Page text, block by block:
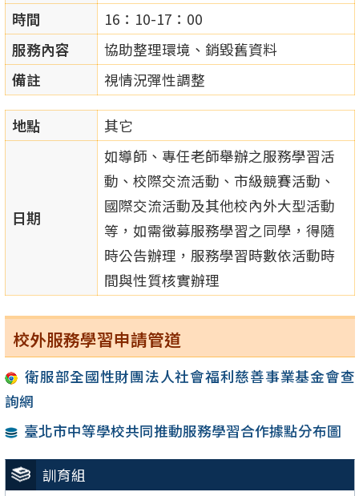
訓育組
時間
16：10-17：00
服務內容
協助整理環境、銷毀舊資料
備註
視情況彈性調整
地點 其它
日期
如導師、專任老師舉辦之服務學習活
動、校際交流活動、市級競賽活動、
國際交流活動及其他校內外大型活動
等，如需徵募服務學習之同學，得隨
時公告辦理，服務學習時數依活動時
間與性質核實辦理
校外服務學習申請管道
衛服部全國性財團法人社會福利慈善事業基金會查
詢網
臺北市中等學校共同推動服務學習合作據點分布圖